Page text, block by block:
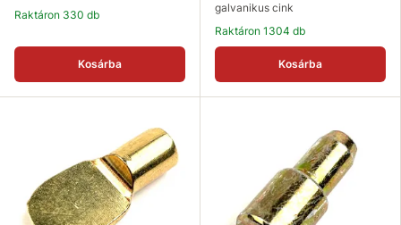
Raktáron 330 db
Kosárba
galvanikus cink
Raktáron 1304 db
Kosárba